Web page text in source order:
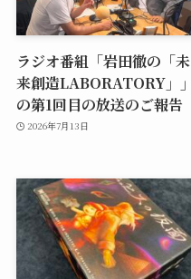
ラジオ番組「岩田徹の「未
来創造LABORATORY」」
の第1回目の放送のご報告
2026年7月13日